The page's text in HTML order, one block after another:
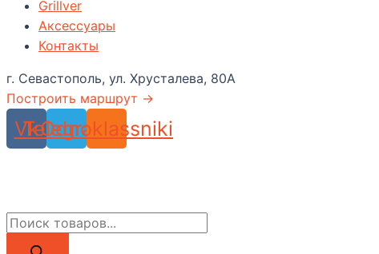
Grillver
Аксессуары
Контакты
г. Севастополь, ул. Хрусталева, 80А
Построить маршрут →
Vk
Telegram
Odnoklassniki
Поиск
товаров